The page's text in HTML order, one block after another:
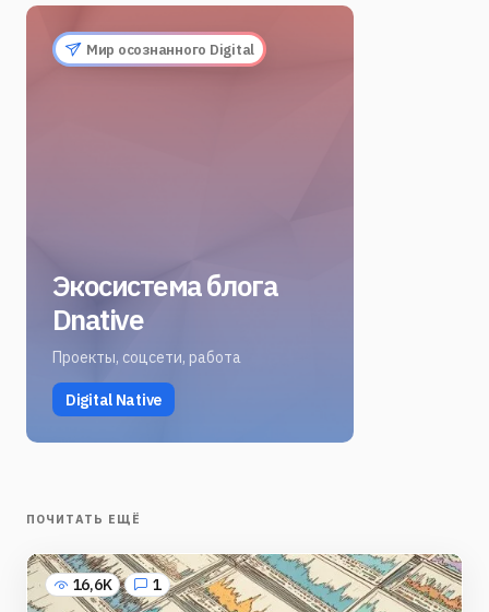
Мир осознанного Digital
Экосистема блога
Dnative
Проекты, соцсети, работа
Digital Native
ПОЧИТАТЬ ЕЩЁ
16,6K 1